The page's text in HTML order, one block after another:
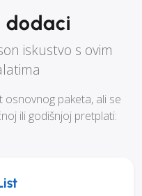
dodaci
iskustvo s ovim
osnovnog paketa, ali se
ili godišnjoj pretplati: